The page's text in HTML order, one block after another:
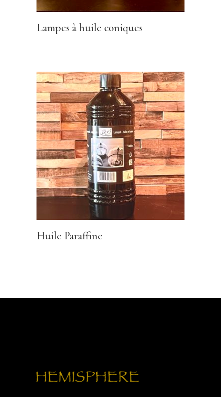
Lampes à huile coniques
Huile Paraffine